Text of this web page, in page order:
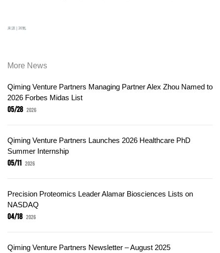
来源 | 36氪
More News
Qiming Venture Partners Managing Partner Alex Zhou Named to
2026 Forbes Midas List
05/28 2026
Qiming Venture Partners Launches 2026 Healthcare PhD
Summer Internship
05/11 2026
Precision Proteomics Leader Alamar Biosciences Lists on
NASDAQ
04/18 2026
Qiming Venture Partners Newsletter – August 2025